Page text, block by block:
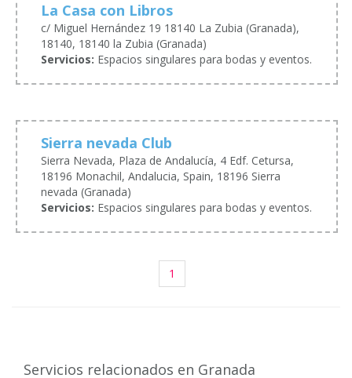
La Casa con Libros
c/ Miguel Hernández 19 18140 La Zubia (Granada),
18140, 18140 la Zubia (Granada)
Servicios: Espacios singulares para bodas y eventos.
Sierra nevada Club
Sierra Nevada, Plaza de Andalucía, 4 Edf. Cetursa,
18196 Monachil, Andalucia, Spain, 18196 Sierra
nevada (Granada)
Servicios: Espacios singulares para bodas y eventos.
1
Servicios relacionados en Granada